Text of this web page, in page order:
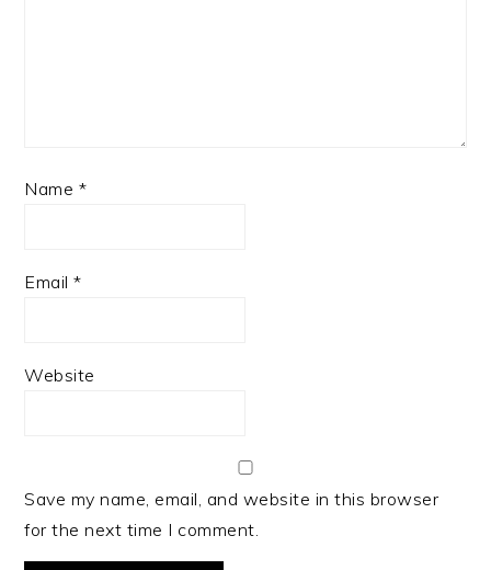
Name *
Email*
Website
Save my name, email, and website in this browser
for the next time I comment.